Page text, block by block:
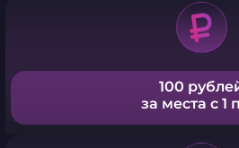
100
за места с 1